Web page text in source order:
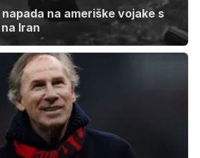
na ameriške vojake s
Iran